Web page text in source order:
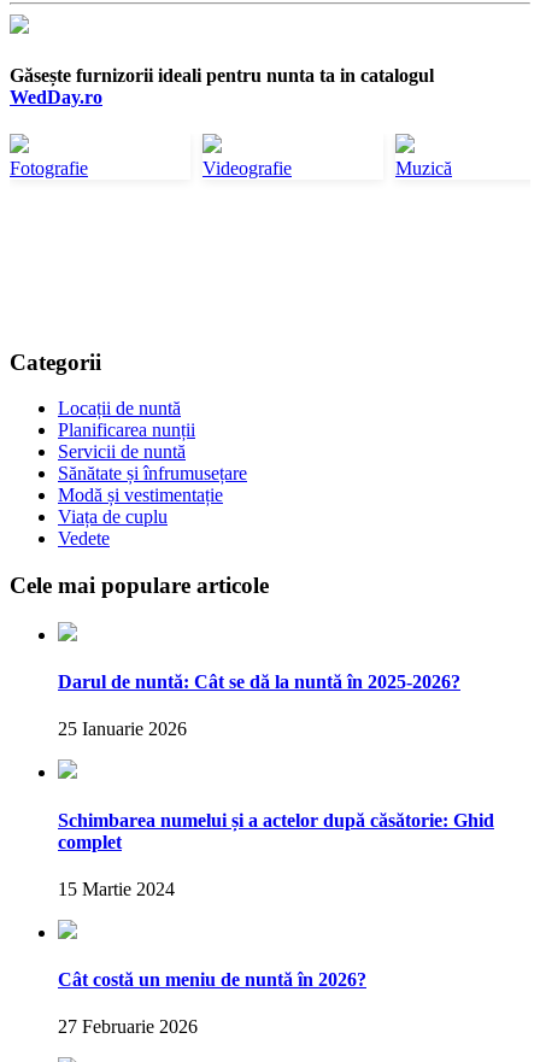
Găsește furnizorii ideali pentru nunta ta in catalogul
WedDay.ro
Fotografie Videografie Muzică
Categorii
Locații de nuntă
Planificarea nunții
Servicii de nuntă
Sănătate și înfrumusețare
Modă și vestimentație
Viața de cuplu
Vedete
Cele mai populare articole
Darul de nuntă: Cât se dă la nuntă în 2025-2026?
25 Ianuarie 2026
Schimbarea numelui și a actelor după căsătorie: Ghid
complet
15 Martie 2024
Cât costă un meniu de nuntă în 2026?
27 Februarie 2026